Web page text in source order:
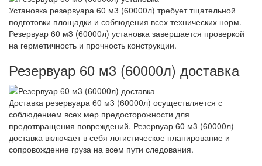
Установка резервуара 60 м3 (60000л) требует тщательной
подготовки площадки и соблюдения всех технических норм.
Резервуар 60 м3 (60000л) установка завершается проверкой
на герметичность и прочность конструкции.
Резервуар 60 м3 (60000л) доставка
Доставка резервуара 60 м3 (60000л) осуществляется с
соблюдением всех мер предосторожности для
предотвращения повреждений. Резервуар 60 м3 (60000л)
доставка включает в себя логистическое планирование и
сопровождение груза на всем пути следования.